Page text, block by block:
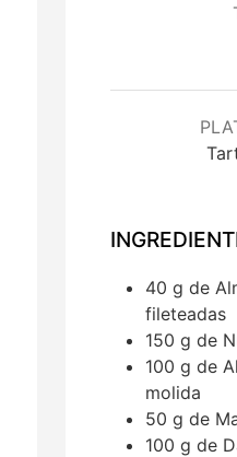
40 g de
fileteadas
150 g de
100 g de
molida
50 g de
100 g de